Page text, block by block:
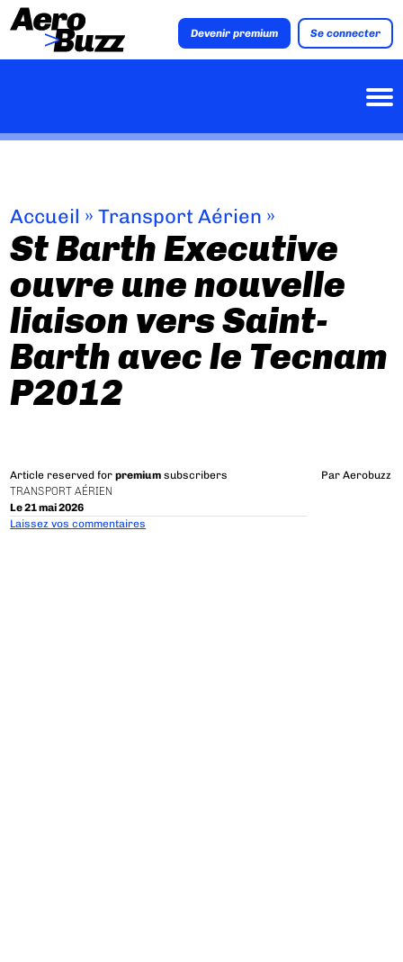
Devenir premium Se connecter
Accueil »Transport Aérien »
St Barth Executive
ouvre une nouvelle
liaison vers Saint-
Barth avec le Tecnam
P2012
Article reserved forpremium subscribers
TRANSPORT AÉRIEN
Le 21 mai 2026
Par Aerobuzz
Laissez vos commentaires